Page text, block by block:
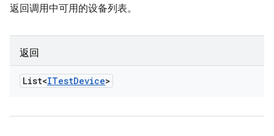
返回调用中可用的设备列表。
返回
List<ITestDevice>